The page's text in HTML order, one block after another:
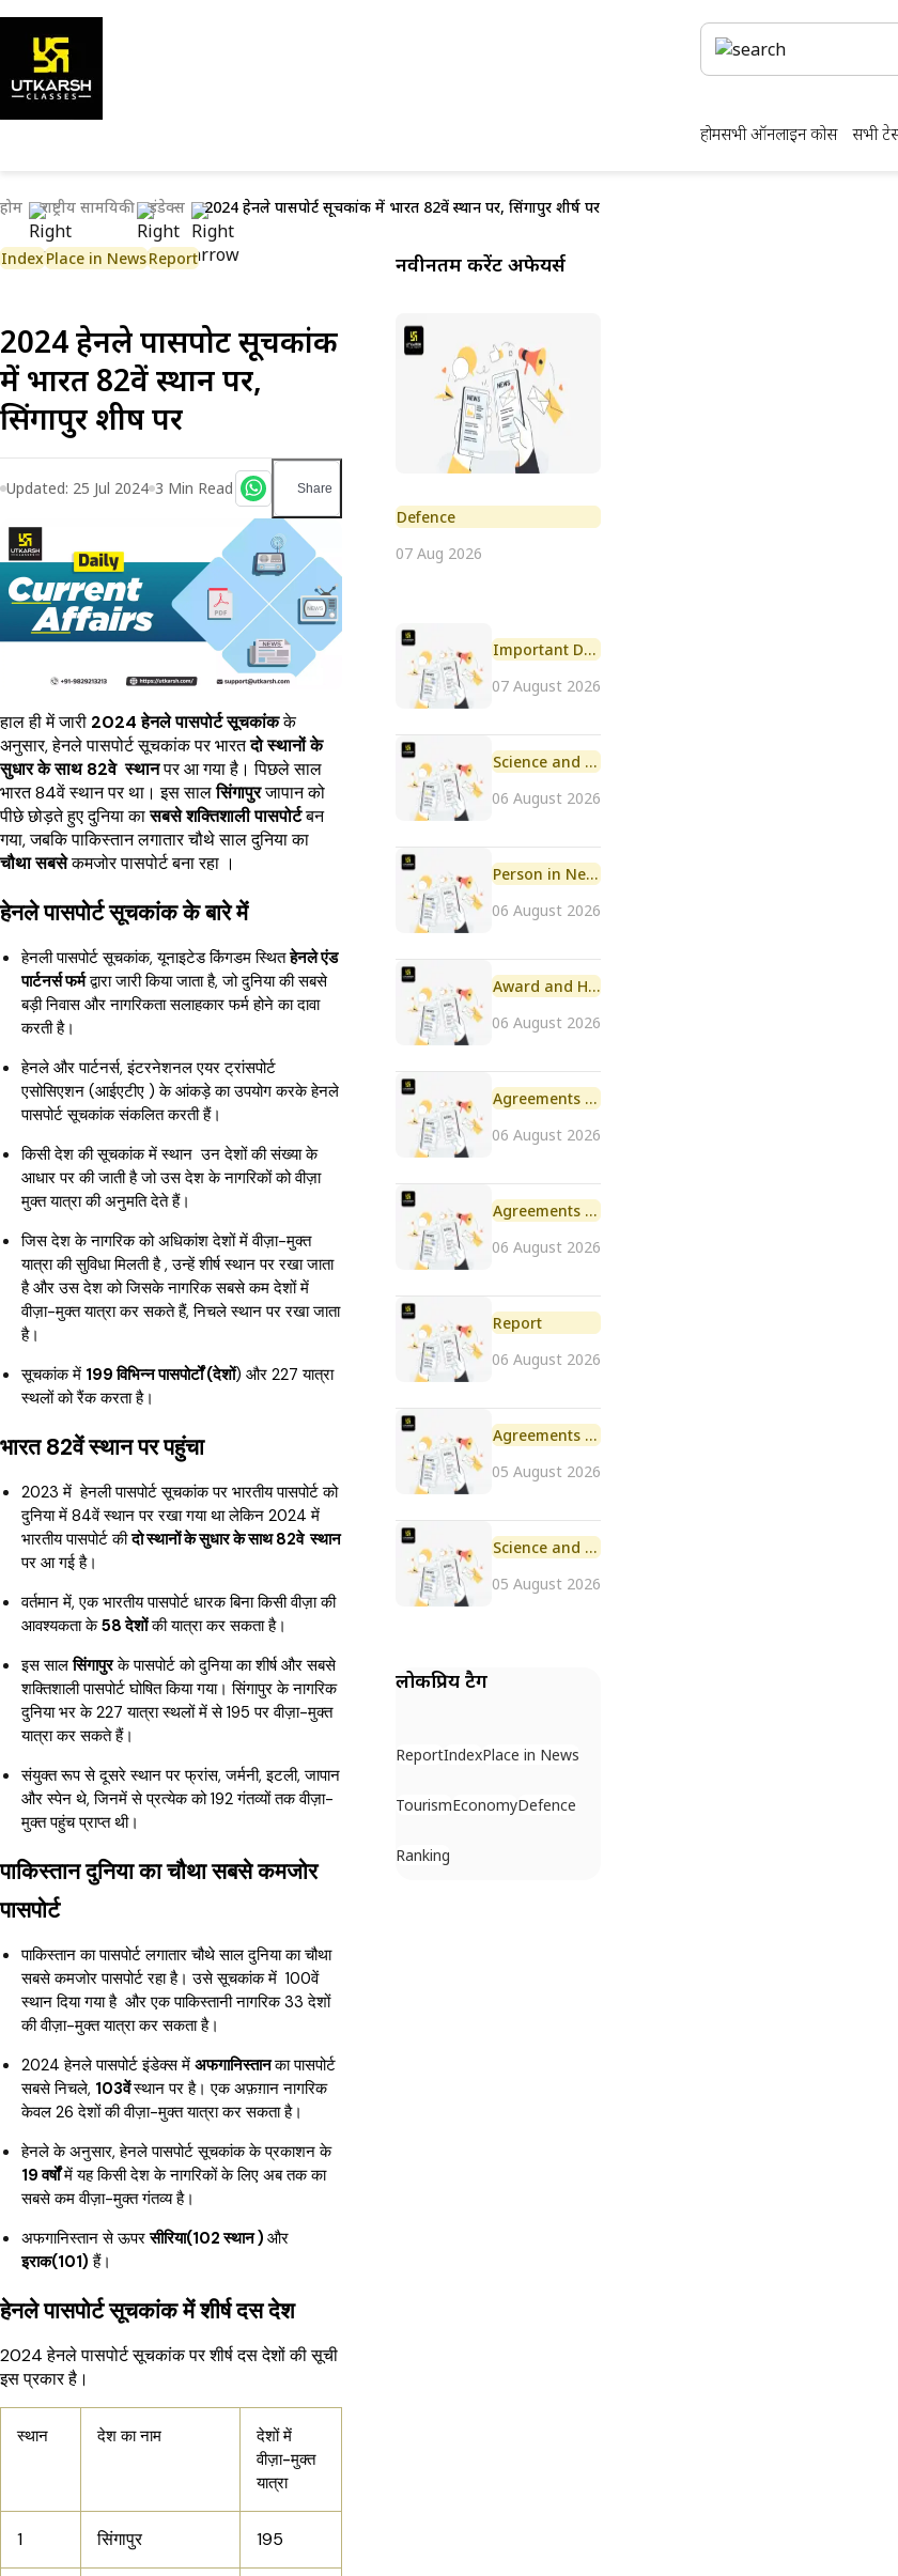
होमसभी ऑनलाइन कोर्स सभी
होम राष्ट्रीय सामयिकी इंडेक्स 2024 हेनले पासपोर्ट सूचकांक में भारत 82वें स्थान पर, सिंगापुर शीर्ष पर
IndexPlace in NewsReport
2024 हेनले पासपोर्ट सूचकांक
में भारत 82वें स्थान पर,
सिंगापुर शीर्ष पर
Updated: 25 Jul 2024 3 Min Read Share
हाल ही में जारी 2024 हेनले पासपोर्ट सूचकांकके
अनुसार, हेनले पासपोर्ट सूचकांक पर भारतदो स्थानों के
सुधार के साथ 82वे स्थानपर आ गया है। पिछले साल
भारत 84वें स्थान पर था। इस सालसिंगापुरजापान को
पीछे छोड़ते हुए दुनिया कासबसे शक्तिशाली पासपोर्टबन
गया, जबकि पाकिस्तान लगातार चौथे साल दुनिया का
चौथा सबसेकमजोर पासपोर्ट बना रहा ।
हेनले पासपोर्ट सूचकांक के बारे में
हेनली पासपोर्ट सूचकांक, यूनाइटेड किंगडम स्थितहेनले एंड
पार्टनर्स फर्मद्वारा जारी किया जाता है, जो दुनिया की सबसे
बड़ी निवास और नागरिकता सलाहकार फर्म होने का दावा
करती है।
हेनले और पार्टनर्स, इंटरनेशनल एयर ट्रांसपोर्ट
एसोसिएशन (आईएटीए ) के आंकड़े का उपयोग करके हेनले
पासपोर्ट सूचकांक संकलित करती हैं।
किसी देश की सूचकांक में स्थान उन देशों की संख्या के
आधार पर की जाती है जो उस देश के नागरिकों को वीज़ा
मुक्त यात्रा की अनुमति देते हैं।
जिस देश के नागरिक को अधिकांश देशों में वीज़ा-मुक्त
यात्रा की सुविधा मिलती है , उन्हें शीर्ष स्थान पर रखा जाता
है और उस देश को जिसके नागरिक सबसे कम देशों में
वीज़ा-मुक्त यात्रा कर सकते हैं, निचले स्थान पर रखा जाता
है।
सूचकांक में 199 विभिन्न पासपोर्टों (देशों) और 227 यात्रा
स्थलों को रैंक करता है।
भारत 82वें स्थान पर पहुंचा
2023 में हेनली पासपोर्ट सूचकांक पर भारतीय पासपोर्ट को
दुनिया में 84वें स्थान पर रखा गया था लेकिन 2024 में
भारतीय पासपोर्ट कीदो स्थानों के सुधार के साथ 82वे स्थान
पर आ गई है।
वर्तमान में, एक भारतीय पासपोर्ट धारक बिना किसी वीज़ा की
आवश्यकता के58 देशोंकी यात्रा कर सकता है।
इस सालसिंगापुरके पासपोर्ट को दुनिया का शीर्ष और सबसे
शक्तिशाली पासपोर्ट घोषित किया गया। सिंगापुर के नागरिक
दुनिया भर के 227 यात्रा स्थलों में से 195 पर वीज़ा-मुक्त
यात्रा कर सकते हैं।
संयुक्त रूप से दूसरे स्थान पर फ्रांस, जर्मनी, इटली, जापान
और स्पेन थे, जिनमें से प्रत्येक को 192 गंतव्यों तक वीज़ा-
मुक्त पहुंच प्राप्त थी।
पाकिस्तान दुनिया का चौथा सबसे कमजोर
पासपोर्ट
पाकिस्तान का पासपोर्ट लगातार चौथे साल दुनिया का चौथा
सबसे कमजोर पासपोर्ट रहा है। उसे सूचकांक में 100वें
स्थान दिया गया है और एक पाकिस्तानी नागरिक 33 देशों
की वीज़ा-मुक्त यात्रा कर सकता है।
2024 हेनले पासपोर्ट इंडेक्स में अफगानिस्तानका पासपोर्ट
सबसे निचले, 103वेंस्थान पर है। एक अफ़ग़ान नागरिक
केवल 26 देशों की वीज़ा-मुक्त यात्रा कर सकता है।
हेनले के अनुसार, हेनले पासपोर्ट सूचकांक के प्रकाशन के
19 वर्षोंमें यह किसी देश के नागरिकों के लिए अब तक का
सबसे कम वीज़ा-मुक्त गंतव्य है।
अफगानिस्तान से ऊपरसीरिया(102 स्थान ) और
इराक(101) हैं।
हेनले पासपोर्ट सूचकांक में शीर्ष दस देश
2024 हेनले पासपोर्ट सूचकांक पर शीर्ष दस देशों की सूची
इस प्रकार है।
स्थान देश का नाम
देशों में
वीज़ा-मुक्त
यात्रा
1 सिंगापुर 195
नवीनतम करेंट अफेयर्स
Defence
07 Aug 2026
Important Day
07 August 2026
Science and Technology
06 August 2026
Person in News
06 August 2026
Award and Honour
06 August 2026
Agreements and MoU
06 August 2026
Agreements and MoU
06 August 2026
Report
06 August 2026
Agreements and MoU
05 August 2026
Science and Technology
05 August 2026
लोकप्रिय टैग
ReportIndexPlace in News
TourismEconomyDefence
Ranking